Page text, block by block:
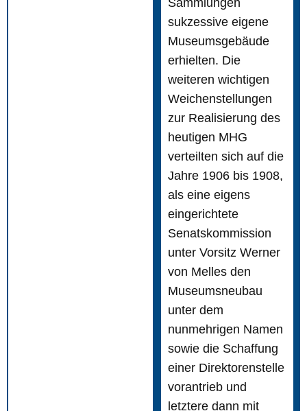
sukzessive eigene
Museumsgebäude
erhielten. Die
weiteren wichtigen
Weichenstellungen
zur Realisierung des
heutigen MHG
verteilten sich auf die
Jahre 1906 bis 1908,
als eine eigens
eingerichtete
Senatskommission
unter Vorsitz Werner
von Melles den
Museumsneubau
unter dem
nunmehrigen Namen
sowie die Schaffung
einer Direktorenstelle
vorantrieb und
letztere dann mit